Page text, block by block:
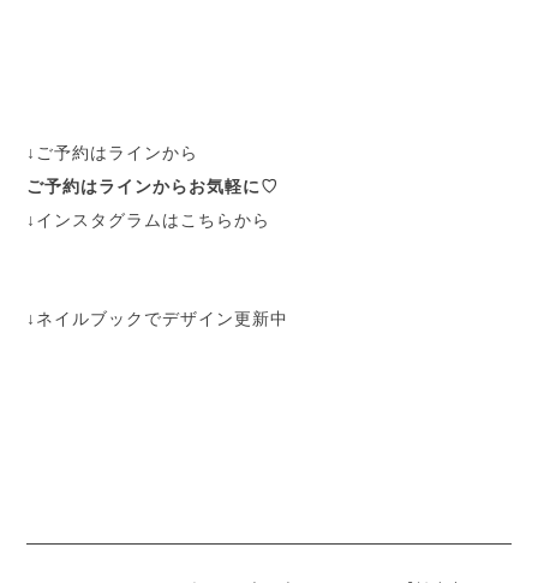
↓ご予約はラインから
ご予約はラインからお気軽に♡
↓インスタグラムはこちらから
↓ネイルブックでデザイン更新中